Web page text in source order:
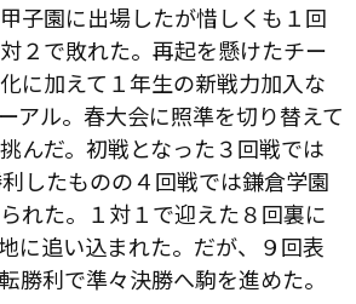
子園に出場したが惜しくも１回
２で敗れた。再起を懸けたチー
に加えて１年生の新戦力加入な
アル。春大会に照準を切り替えて
んだ。初戦となった３回戦では
したものの４回戦では鎌倉学園
れた。１対１で迎えた８回裏に
に追い込まれた。だが、９回表
勝利で準々決勝へ駒を進めた。